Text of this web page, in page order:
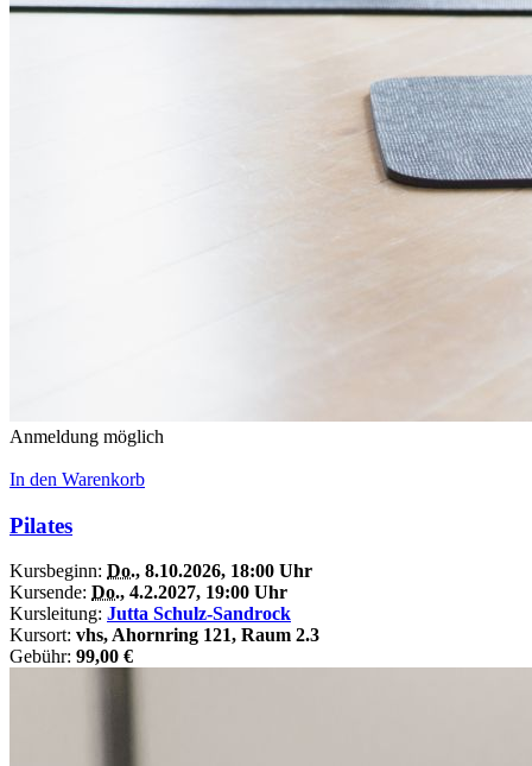
Anmeldung möglich
In den Warenkorb
Pilates
Kursbeginn: Do., 8.10.2026, 18:00 Uhr
Kursende: Do., 4.2.2027, 19:00 Uhr
Kursleitung: Jutta Schulz-Sandrock
Kursort: vhs, Ahornring 121, Raum 2.3
Gebühr: 99,00 €